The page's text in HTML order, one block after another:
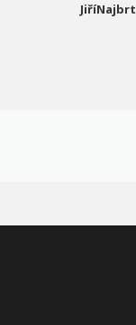
JiříNajbrt